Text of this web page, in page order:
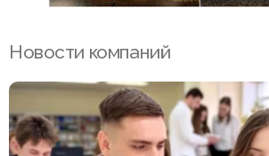
Новости компаний